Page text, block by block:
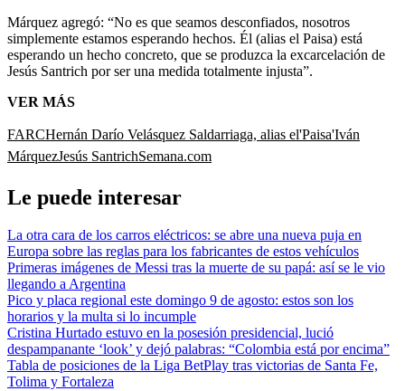
Márquez agregó: “No es que seamos desconfiados, nosotros
simplemente estamos esperando hechos. Él (alias el Paisa) está
esperando un hecho concreto, que se produzca la excarcelación de
Jesús Santrich por ser una medida totalmente injusta”.
VER MÁS
FARCHernán Darío Velásquez Saldarriaga, alias el'Paisa'Iván
MárquezJesús SantrichSemana.com
Le puede interesar
La otra cara de los carros eléctricos: se abre una nueva puja en
Europa sobre las reglas para los fabricantes de estos vehículos
Primeras imágenes de Messi tras la muerte de su papá: así se le vio
llegando a Argentina
Pico y placa regional este domingo 9 de agosto: estos son los
horarios y la multa si lo incumple
Cristina Hurtado estuvo en la posesión presidencial, lució
despampanante ‘look’ y dejó palabras: “Colombia está por encima”
Tabla de posiciones de la Liga BetPlay tras victorias de Santa Fe,
Tolima y Fortaleza